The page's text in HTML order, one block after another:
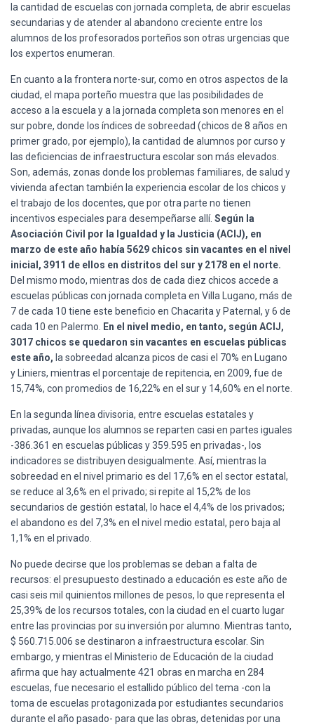
la cantidad de escuelas con jornada completa, de abrir escuelas
secundarias y de atender al abandono creciente entre los
alumnos de los profesorados porteños son otras urgencias que
los expertos enumeran.
En cuanto a la frontera norte-sur, como en otros aspectos de la
ciudad, el mapa porteño muestra que las posibilidades de
acceso a la escuela y a la jornada completa son menores en el
sur pobre, donde los índices de sobreedad (chicos de 8 años en
primer grado, por ejemplo), la cantidad de alumnos por curso y
las deficiencias de infraestructura escolar son más elevados.
Son, además, zonas donde los problemas familiares, de salud y
vivienda afectan también la experiencia escolar de los chicos y
el trabajo de los docentes, que por otra parte no tienen
incentivos especiales para desempeñarse allí. Según la
Asociación Civil por la Igualdad y la Justicia (ACIJ), en
marzo de este año había 5629 chicos sin vacantes en el nivel
inicial, 3911 de ellos en distritos del sur y 2178 en el norte.
Del mismo modo, mientras dos de cada diez chicos accede a
escuelas públicas con jornada completa en Villa Lugano, más de
7 de cada 10 tiene este beneficio en Chacarita y Paternal, y 6 de
cada 10 en Palermo.
En el nivel medio, en tanto, según ACIJ,
3017 chicos se quedaron sin vacantes en escuelas públicas
este año, la sobreedad alcanza picos de casi el 70% en Lugano
y Liniers, mientras el porcentaje de repitencia, en 2009, fue de
15,74%, con promedios de 16,22% en el sur y 14,60% en el norte.
En la segunda línea divisoria, entre escuelas estatales y
privadas, aunque los alumnos se reparten casi en partes iguales
-386.361 en escuelas públicas y 359.595 en privadas-, los
indicadores se distribuyen desigualmente. Así, mientras la
sobreedad en el nivel primario es del 17,6% en el sector estatal,
se reduce al 3,6% en el privado; si repite al 15,2% de los
secundarios de gestión estatal, lo hace el 4,4% de los privados;
el abandono es del 7,3% en el nivel medio estatal, pero baja al
1,1% en el privado.
No puede decirse que los problemas se deban a falta de
recursos: el presupuesto destinado a educación es este año de
casi seis mil quinientos millones de pesos, lo que representa el
25,39% de los recursos totales, con la ciudad en el cuarto lugar
entre las provincias por su inversión por alumno. Mientras tanto,
$ 560.715.006 se destinaron a infraestructura escolar. Sin
embargo, y mientras el Ministerio de Educación de la ciudad
afirma que hay actualmente 421 obras en marcha en 284
escuelas, fue necesario el estallido público del tema -con la
toma de escuelas protagonizada por estudiantes secundarios
durante el año pasado- para que las obras, detenidas por una